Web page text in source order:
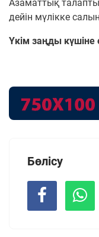
Азаматтық
дейін мүлікке
Үкім заңды күшіне
Бөлісу